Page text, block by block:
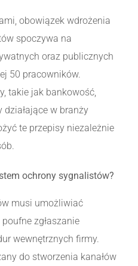
obowiązek wdrożenia
spoczywa na
oraz publicznych
50 pracowników.
takie jak bankowość,
działające w branży
te przepisy niezależnie
ochrony sygnalistów?
musi umożliwiać
zgłaszanie
wewnętrznych firmy.
do stworzenia kanałów